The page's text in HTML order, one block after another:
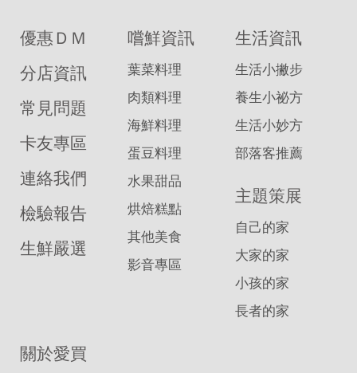
優惠ＤＭ
分店資訊
常見問題
卡友專區
連絡我們
檢驗報告
生鮮嚴選
嚐鮮資訊
葉菜料理
肉類料理
海鮮料理
蛋豆料理
水果甜品
烘焙糕點
其他美食
影音專區
生活資訊
生活小撇步
養生小祕方
生活小妙方
部落客推薦
主題策展
自己的家
大家的家
小孩的家
長者的家
關於愛買